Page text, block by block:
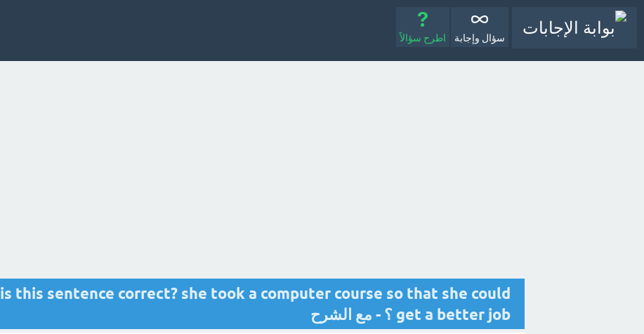
سؤال وإجابة اطرح سؤالاً
is this sentence correct? she took a computer course so that she could
get a better job ؟ - مع الشرح